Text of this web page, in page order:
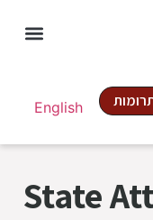
English
State